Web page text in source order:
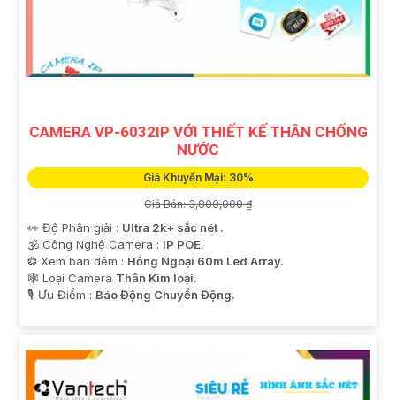
CAMERA VP-6032IP VỚI THIẾT KẾ THÂN CHỐNG
NƯỚC
Giá Khuyến Mại: 30%
Giá Bán: 3,800,000 ₫
👀 Độ Phân giải : Ultra 2k+ sắc nét .
🕉️ Công Nghệ Camera : IP POE.
❂ Xem ban đêm : Hồng Ngoại 60m Led Array.
🕸️ Loại Camera Thân Kim loại.
️🎙 Ưu Điểm : Báo Động Chuyển Động.